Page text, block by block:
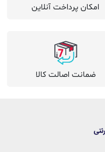
امکان پرداخت آنلاین
ضمانت اصالت کالا